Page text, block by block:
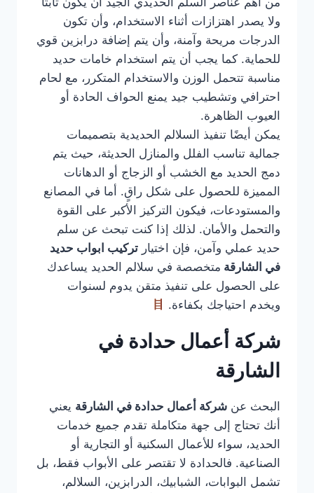
ولا يصدر اهتزازات أثناء الاستخدام، وأن تكون
الدرجات مريحة وآمنة، وأن يتم إضافة درابزين قوي
للحماية. كما يجب أن يتم استخدام خامات حديد
مناسبة تتحمل الوزن والاستخدام المتكرر، مع لحام
احترافي وتشطيب جيد يمنع الحواف الحادة أو
العيوب الظاهرة.
يمكن أيضًا تنفيذ السلالم الحديدية بتصميمات
جمالية تناسب الفلل والمنازل الحديثة، حيث يتم
دمج الحديد مع الخشب أو الزجاج أو الدهانات
المميزة للحصول على شكل راقٍ. أما في المصانع
والمستودعات، فيكون التركيز الأكبر على القوة
والتحمل والأمان. لذلك إذا كنت تبحث عن سلم
حديد عملي وآمن، فإن اختيار تركيب ابواب حديد
في الشارقة متخصصة في سلالم الحديد يساعدك
على الحصول على تنفيذ متقن يدوم لسنوات
ويخدم احتياجك بكفاءة.
شركة أعمال حدادة في
الشارقة
البحث عن شركة أعمال حدادة في الشارقة يعني
أنك تحتاج إلى جهة متكاملة تقدم جميع خدمات
الحديد، سواء للأعمال السكنية أو التجارية أو
الصناعية. فالحدادة لا تقتصر على الأبواب فقط، بل
تشمل البوابات، الشبابيك، الدرابزين، السلالم،